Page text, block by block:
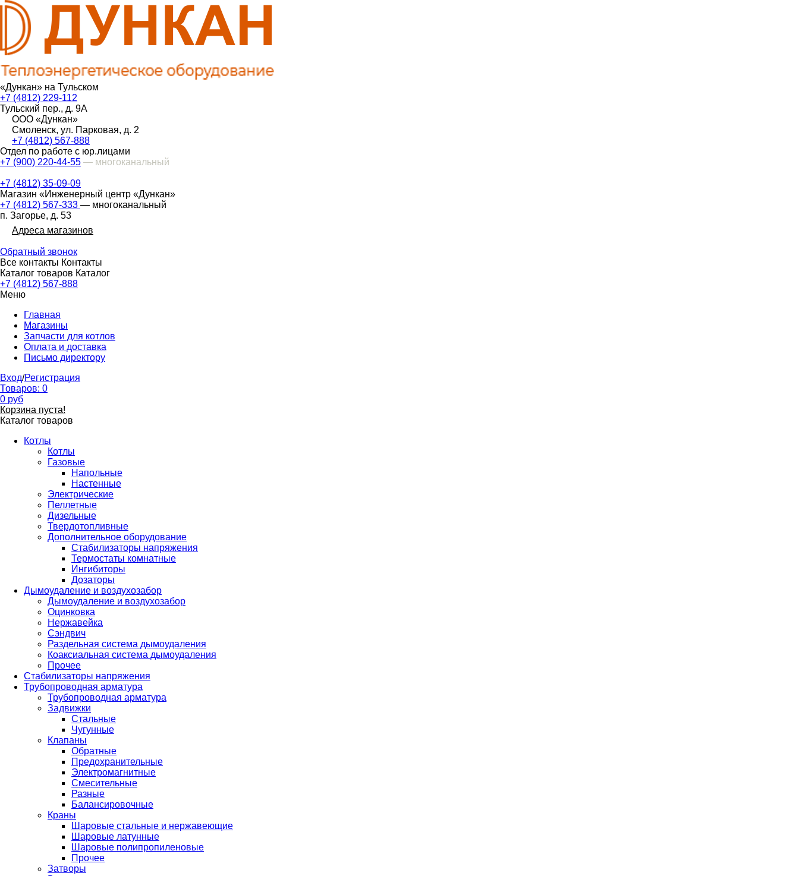
«Дункан» на Тульском
+7 (4812) 229-112
Тульский пер., д. 9А
ООО «Дункан»
Смоленск, ул. Парковая, д. 2
+7 (4812) 567-888
Отдел по работе с юр.лицами
+7 (900) 220-44-55 — многоканальный
+7 (4812) 35-09-09
Магазин «Инженерный центр «Дункан»
+7 (4812) 567-333 — многоканальный
п. Загорье, д. 53
Адреса магазинов
Обратный звонок
Все контакты Контакты
Каталог товаров Каталог
+7 (4812) 567-888
Меню
Главная
Магазины
Запчасти для котлов
Оплата и доставка
Письмо директору
Вход/Регистрация
Товаров: 0
0 руб
Корзина пуста!
Каталог товаров
Котлы
Котлы
Газовые
Напольные
Настенные
Электрические
Пеллетные
Дизельные
Твердотопливные
Дополнительное оборудование
Стабилизаторы напряжения
Термостаты комнатные
Ингибиторы
Дозаторы
Дымоудаление и воздухозабор
Дымоудаление и воздухозабор
Оцинковка
Нержавейка
Сэндвич
Раздельная система дымоудаления
Коаксиальная система дымоудаления
Прочее
Стабилизаторы напряжения
Трубопроводная арматура
Трубопроводная арматура
Задвижки
Стальные
Чугунные
Клапаны
Обратные
Предохранительные
Электромагнитные
Смесительные
Разные
Балансировочные
Краны
Шаровые стальные и нержавеющие
Шаровые латунные
Шаровые полипропиленовые
Прочее
Затворы